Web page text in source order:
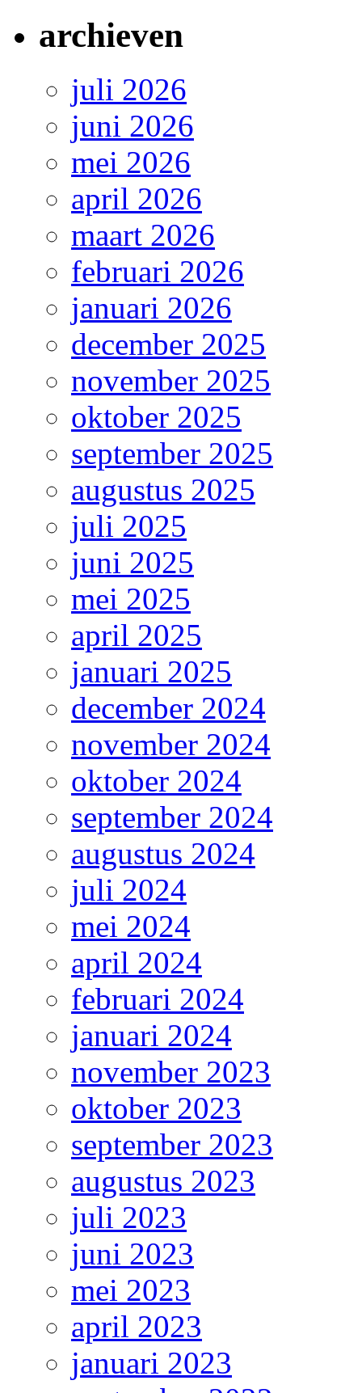
archieven
juli 2026
juni 2026
mei 2026
april 2026
maart 2026
februari 2026
januari 2026
december 2025
november 2025
oktober 2025
september 2025
augustus 2025
juli 2025
juni 2025
mei 2025
april 2025
januari 2025
december 2024
november 2024
oktober 2024
september 2024
augustus 2024
juli 2024
mei 2024
april 2024
februari 2024
januari 2024
november 2023
oktober 2023
september 2023
augustus 2023
juli 2023
juni 2023
mei 2023
april 2023
januari 2023